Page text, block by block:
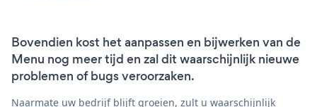
Bovendien kost het aanpassen en bijwerken van de
Menu nog meer tijd en zal dit waarschijnlijk nieuwe
problemen of bugs veroorzaken.
Naarmate uw bedrijf blijft groeien, zult u waarschijnlijk